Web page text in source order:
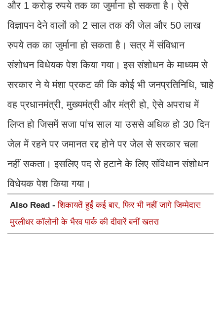
और 1 करोड़ रुपये तक का जुर्माना हो सकता है। ऐसे
विज्ञापन देने वालों को 2 साल तक की जेल और 50 लाख
रुपये तक का जुर्माना हो सकता है। सत्र में संविधान
संशोधन विधेयक पेश किया गया। इस संशोधन के माध्यम से
सरकार ने ये मंशा प्रकट की कि कोई भी जनप्रतिनिधि, चाहे
वह प्रधानमंत्री, मुख्यमंत्री और मंत्री हो, ऐसे अपराध में
लिप्त हो जिसमें सजा पांच साल या उससे अधिक हो 30 दिन
जेल में रहने पर जमानत रद्द होने पर जेल से सरकार चला
नहीं सकता। इसलिए पद से हटाने के लिए संविधान संशोधन
विधेयक पेश किया गया।
Also Read -शिकायतें हुईं कई बार, फिर भी नहीं जागे जिम्मेदार!
मुरलीधर कॉलोनी के भैरव पार्क की दीवारें बनीं खतरा